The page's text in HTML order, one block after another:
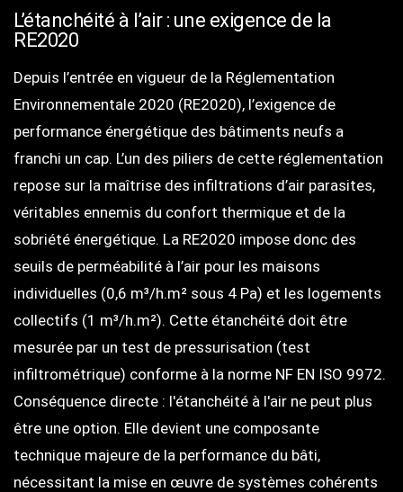
L’étanchéité à l’air : une exigence de la
RE2020
Depuis l’entrée en vigueur de la Réglementation
Environnementale 2020 (RE2020), l’exigence de
performance énergétique des bâtiments neufs a
franchi un cap. L’un des piliers de cette réglementation
repose sur la maîtrise des infiltrations d’air parasites,
véritables ennemis du confort thermique et de la
sobriété énergétique. La RE2020 impose donc des
seuils de perméabilité à l’air pour les maisons
individuelles (0,6 m³/h.m² sous 4 Pa) et les logements
collectifs (1 m³/h.m²). Cette étanchéité doit être
mesurée par un test de pressurisation (test
infiltrométrique) conforme à la norme NF EN ISO 9972.
Conséquence directe : l'étanchéité à l'air ne peut plus
être une option. Elle devient une composante
technique majeure de la performance du bâti,
nécessitant la mise en œuvre de systèmes cohérents